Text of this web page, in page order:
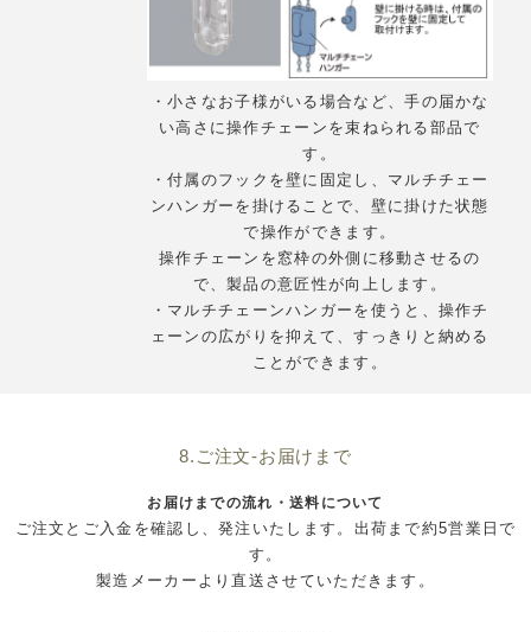
・小さなお子様がいる場合など、手の届かな
い高さに操作チェーンを束ねられる部品で
す。
・付属のフックを壁に固定し、マルチチェー
ンハンガーを掛けることで、壁に掛けた状態
で操作ができます。
操作チェーンを窓枠の外側に移動させるの
で、製品の意匠性が向上します。
・マルチチェーンハンガーを使うと、操作チ
ェーンの広がりを抑えて、すっきりと納める
ことができます。
8.ご注文-お届けまで
お届けまでの流れ・送料について
ご注文とご入金を確認し、発注いたします。出荷まで約5営業日で
す。
製造メーカーより直送させていただきます。